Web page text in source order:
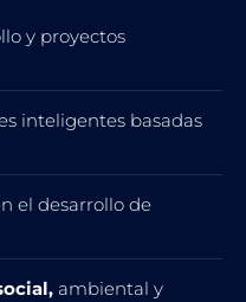
y proyectos
inteligentes basadas
el desarrollo de
ambiental y